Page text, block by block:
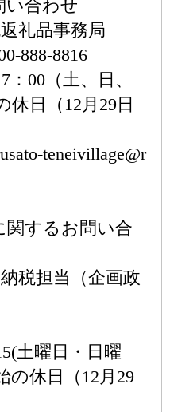
い合わせ
礼品事務局
888-8816
00（土、日、
休日（12月29日
teneivillage@r
関するお問い合
税担当（企画政
土曜日・日曜
の休日（12月29